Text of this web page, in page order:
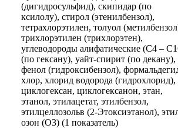
(дигидросульфид), скипидар (по
ксилолу), стирол (этенилбензол),
тетрахлорэтилен, толуол
трихлорэтилен (трихлорэтен),
углеводороды алифатические (C4 –
(по гексану), уайт-спирит (по декану),
фенол (гидроксибензол),
хлор, хлорид водорода (гидрохлорид),
циклогексан, циклогексанон, этан,
этанол, этилацетат, этилбензол,
этилцеллозольв (2-Этоксиэтанол),
озон (O3) (1 показатель)